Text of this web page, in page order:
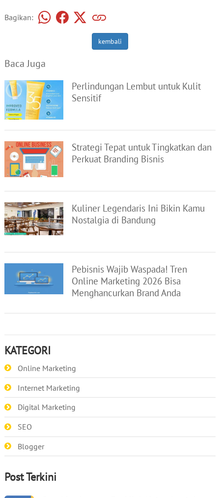
Bagikan:
kembali
Baca Juga
Perlindungan Lembut untuk Kulit
Sensitif
Strategi Tepat untuk Tingkatkan dan
Perkuat Branding Bisnis
Kuliner Legendaris Ini Bikin Kamu
Nostalgia di Bandung
Pebisnis Wajib Waspada! Tren
Online Marketing 2026 Bisa
Menghancurkan Brand Anda
KATEGORI
Online Marketing
Internet Marketing
Digital Marketing
SEO
Blogger
Post Terkini